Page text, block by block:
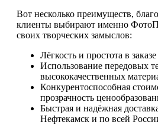
Вот несколько преимуществ,
клиенты выбирают именно
своих творческих замыслов:
Лёгкость и простота в
Использование передовых
высококачественных
Конкурентоспособная
прозрачность
Быстрая и надёжная
Нефтекамск и по всей